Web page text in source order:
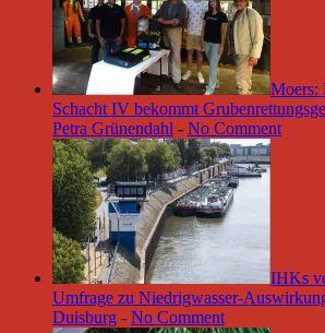
Moers:
Schacht IV bekommt
Petra Grünendahl - No Comment
IHKs
Umfrage zu Niedrigwasser-
Duisburg - No Comment